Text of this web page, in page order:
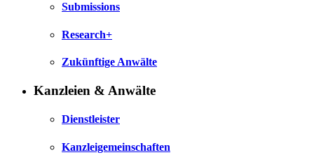
Submissions
Research+
Zukünftige Anwälte
Kanzleien & Anwälte
Dienstleister
Kanzleigemeinschaften